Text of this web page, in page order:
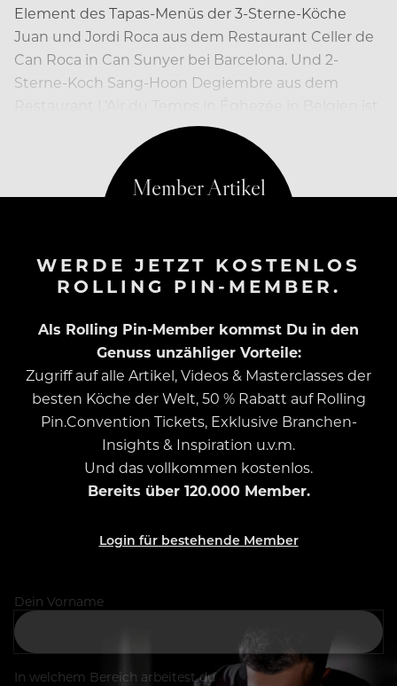
Element des Tapas-Menüs der 3-Sterne-Köche
Juan und Jordi Roca aus dem Restaurant Celler de
Can Roca in Can Sunyer bei Barcelona. Und 2-
Sterne-Koch Sang-Hoon Degiembre aus dem
überhaupt schon einen Schritt weiter. Denn er…
WERDE JETZT KOSTENLOS
ROLLING PIN-MEMBER.
Als Rolling Pin-Member kommst Du in den
Genuss unzähliger Vorteile:
Zugriff auf alle Artikel, Videos & Masterclasses der
besten Köche der Welt, 50 % Rabatt auf Rolling
Pin.Convention Tickets, Exklusive Branchen-
Insights & Inspiration u.v.m.
Und das vollkommen kostenlos.
Bereits über 120.000 Member.
Login für bestehende Member
Dein Vorname
In welchem Bereich arbeitest du